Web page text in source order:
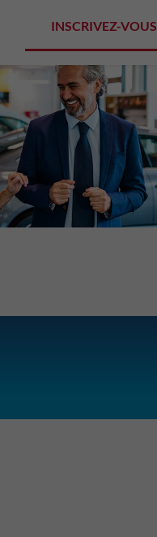
INSCRIVEZ-VOUS